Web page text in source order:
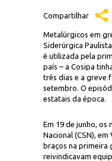
Compartilhar
Metalúrgicos em
Siderúrgica
é utilizada pela
país – a Cosipa
três dias e a greve
setembro. O
estatais da época.
Em 19 de junho, os
Nacional (CSN),
braços na primeira
reivindicavam
e ocupação da